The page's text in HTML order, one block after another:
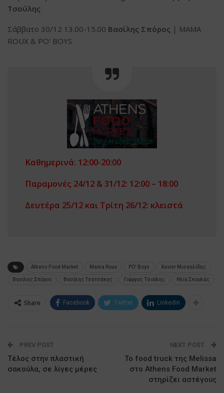
Τσούλης
Σάββατο 30/12 13.00-15.00 Βασίλης Σπόρος | MAMA
ROUX & PO’ BOYS
Καθημερινά: 12:00-20:00
Παραμονές 24/12 & 31/12: 12:00 – 18:00
Δευτέρα 25/12 και Τρίτη 26/12: κλειστά
Athens Food Market Mama Roux PO' Boys Xavier Μισαηλίδης
Βασίλης Σπόρος Βασίλης Τσατσάκης Γιώργος Τσούλης Ηλία Σκουλάς
Share Facebook Twitter Linkedin
PREV POST
Τέλος στην πλαστική
σακούλα, σε λίγες μέρες
NEXT POST
Το food truck της Melissa
στο Athens Food Market
στηρίζει αστέγους